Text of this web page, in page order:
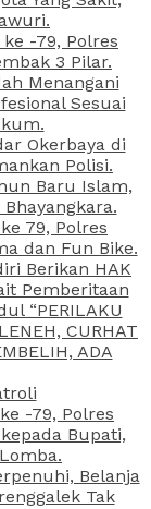
-79, Polres
3 Pilar.
Menangani
Sesuai
Okerbaya di
Polisi.
Baru Islam,
79, Polres
dan Fun Bike.
Berikan HAK
Pemberitaan
“PERILAKU
CURHAT
ADA
-79, Polres
Bupati,
Belanja
Tak